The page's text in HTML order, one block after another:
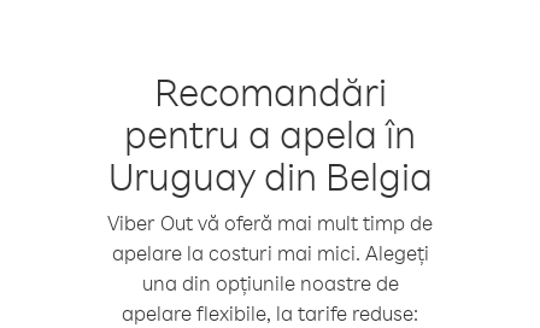
Recomandări
pentru a apela în
Uruguay din Belgia
Viber Out vă oferă mai mult timp de
apelare la costuri mai mici. Alegeți
una din opțiunile noastre de
apelare flexibile, la tarife reduse: